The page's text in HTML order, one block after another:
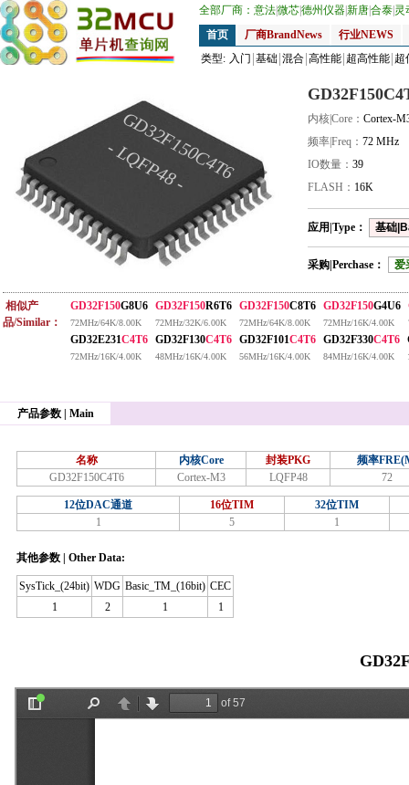
全部厂商： 意法微芯德州仪器新唐合泰 灵
首页
厂商BrandNews
行业NEWS
类型: 入门 基础 混合 高性能 超高性能 超
GD32F150C4T6
- LQFP48 -
内核|Core： Cortex-
频率|Freq： 72 MHz
IO数量： 39
FLASH： 16K
应用|Type： 基础
采购|Perchase： 爱
相似产
品/Similar：
GD32F150G8U6
72MHz/64K/8.00K
GD32F150R6T6
72MHz/32K/6.00K
GD32F150C8T6
72MHz/64K/8.00K
GD32F150G4U6
72MHz/16K/4.00K
GD32E231C4T6
72MHz/16K/4.00K
GD32F130C4T6
48MHz/16K/4.00K
GD32F101C4T6
56MHz/16K/4.00K
GD32F330C4T6
84MHz/16K/4.00K
产品参数 | Main
名称 内核Core 封装PKG
频率
GD32F150C4T6
Cortex-M3 LQFP48 72
12位DAC通道 16位TIM
32位TIM
1
5 1
其他参数 | Other Data:
SysTick_(24bit) WDG Basic_TM_(16bit) CEC
1
2 1 1